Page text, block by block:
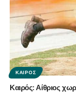
ΚΑΙΡΌΣ
Καιρός: Αίθριος